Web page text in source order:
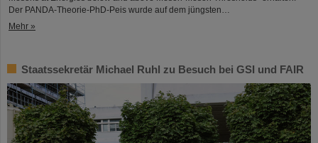
Der PANDA-Theorie-PhD-Peis wurde auf dem jüngsten…
Mehr »
Staatssekretär Michael Ruhl zu Besuch bei GSI und FAIR